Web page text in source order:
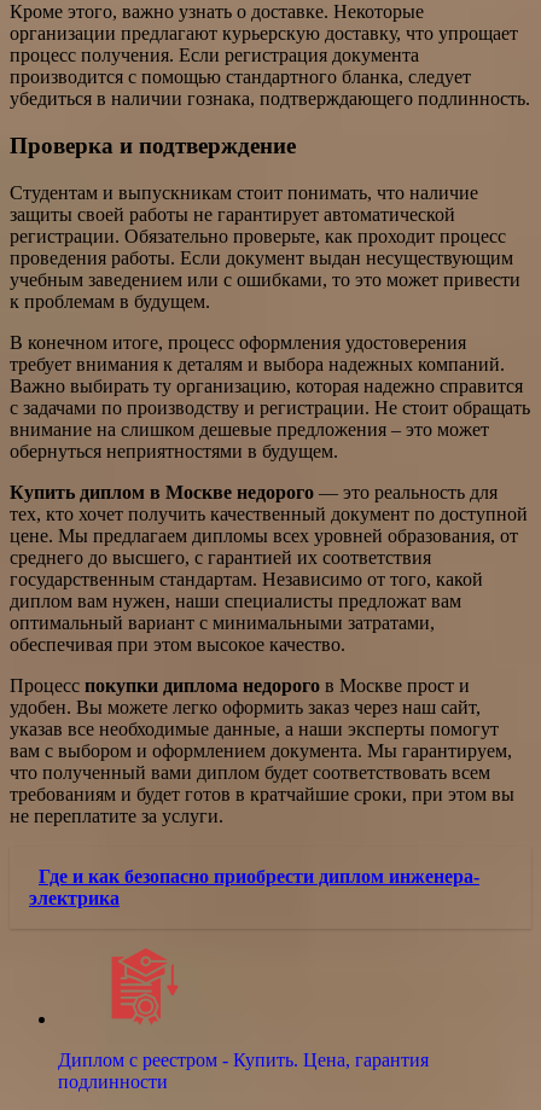
Кроме этого, важно узнать о доставке. Некоторые
организации предлагают курьерскую доставку, что упрощает
процесс получения. Если регистрация документа
производится с помощью стандартного бланка, следует
убедиться в наличии гознака, подтверждающего подлинность.
Проверка и подтверждение
Студентам и выпускникам стоит понимать, что наличие
защиты своей работы не гарантирует автоматической
регистрации. Обязательно проверьте, как проходит процесс
проведения работы. Если документ выдан несуществующим
учебным заведением или с ошибками, то это может привести
к проблемам в будущем.
В конечном итоге, процесс оформления удостоверения
требует внимания к деталям и выбора надежных компаний.
Важно выбирать ту организацию, которая надежно справится
с задачами по производству и регистрации. Не стоит обращать
внимание на слишком дешевые предложения – это может
обернуться неприятностями в будущем.
Купить диплом в Москве недорого — это реальность для
тех, кто хочет получить качественный документ по доступной
цене. Мы предлагаем дипломы всех уровней образования, от
среднего до высшего, с гарантией их соответствия
государственным стандартам. Независимо от того, какой
диплом вам нужен, наши специалисты предложат вам
оптимальный вариант с минимальными затратами,
обеспечивая при этом высокое качество.
Процесс покупки диплома недорого в Москве прост и
удобен. Вы можете легко оформить заказ через наш сайт,
указав все необходимые данные, а наши эксперты помогут
вам с выбором и оформлением документа. Мы гарантируем,
что полученный вами диплом будет соответствовать всем
требованиям и будет готов в кратчайшие сроки, при этом вы
не переплатите за услуги.
Где и как безопасно приобрести диплом инженера-
электрика
Диплом с реестром - Купить. Цена, гарантия
подлинности